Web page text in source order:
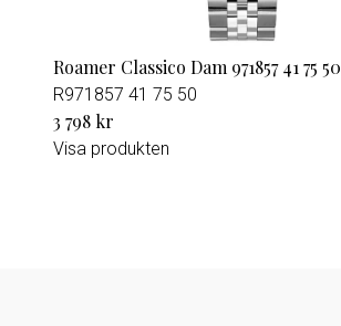
Roamer Classico Dam 971857 41 75 50
R971857 41 75 50
3 798 kr
Visa produkten